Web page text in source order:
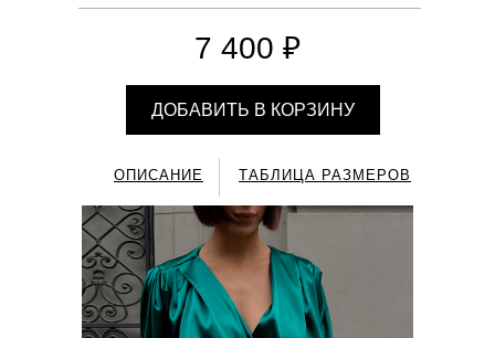
ДОБАВИТЬ В КОРЗИНУ
7 400 ₽
ОПИСАНИЕ ТАБЛИЦА РАЗМЕРОВ